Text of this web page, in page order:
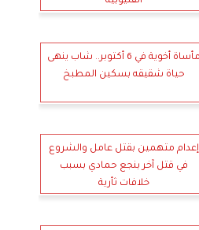
مأساة أخوية في 6 أكتوبر.. شاب ينهى
حياة شقيقه بسكين المطبخ
إعدام متهمين بقتل عامل والشروع
في قتل آخر بنجع حمادي بسبب
خلافات ثأرية